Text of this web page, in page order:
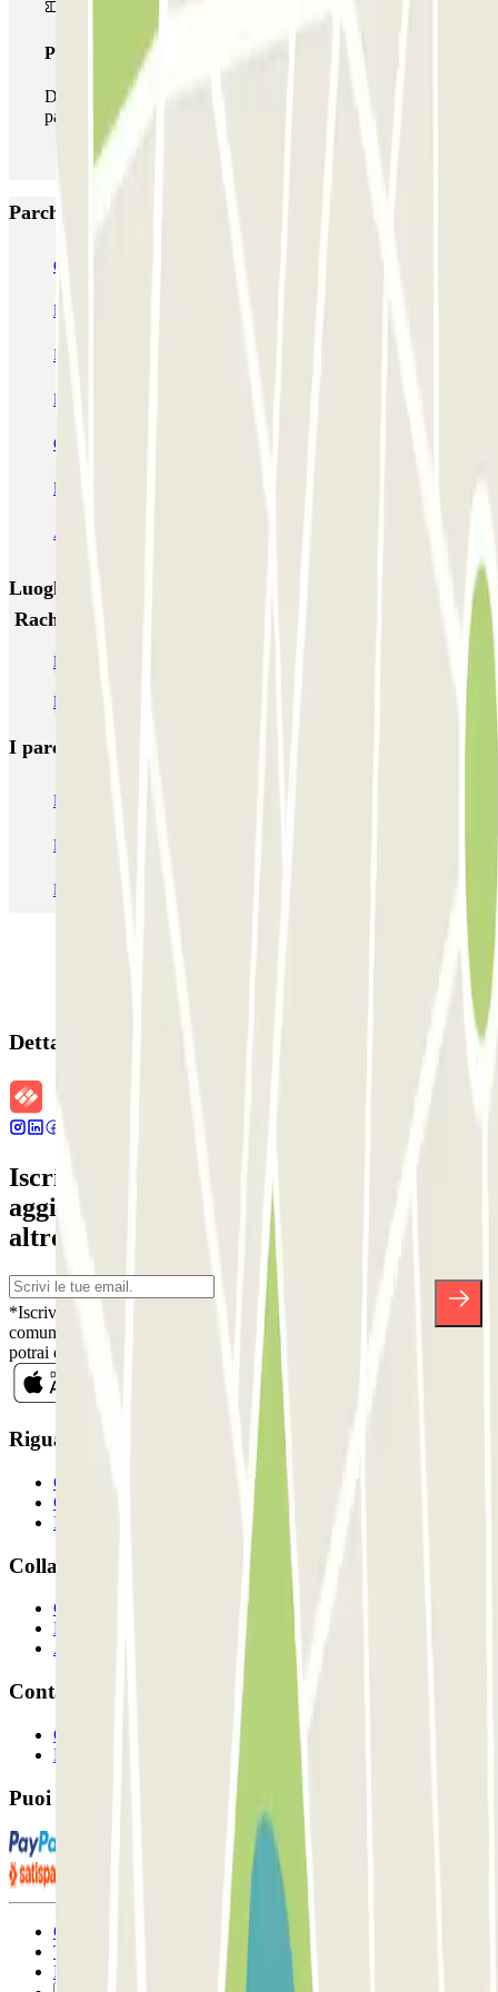
Pass illlimitato
Durante il tuo soggiorno potrai entrare e uscire dal
parcheggio tutte le volte che vorrai.
Parcheggi più popolari a Lille
Gare de Lille-Europe ECTOR - Service Voiturier
Blue Valet - Gare de Lille Europe
INDIGO Lille Plaza
Le Lil Club - Porte de Valenciennes Zenpark
Campanile - Place Vauban Zenpark
Mon Voiturier Lillois - Gares Europe et Flandres Lille
AEROPARK PREMIUM - Gares de Lille - Service voiturier
Luoghi ed eventi che potrebbero interessarti vicino a
Rachel Lempereur - Grand Palais Zenpark
Parcheggio vicino alla stazione ferroviaria Euralille di Lille
Parcheggio vicino alla Grand'Place de Lille
I parcheggi
Parcheggio Venezia
Parcheggio Roma
Parcheggio Malpensa Terminal 1
Dettagli della prenotazione
Iscriviti alla nostra Newsletter e rimani
aggiornato su sconti, concorsi e tante
altre sorprese.
*Iscrivendoti, accetti la nostra Informativa sulla Privacy per ricevere
comunicazioni commerciali da Parclick. Senza alcun impegno,
potrai disiscriverti quando vuoi direttamente dalla stessa newsletter.
Riguardo a Parclcik
Chi siamo
Come funziona?
I Nostri Parcheggi
Collaboriamo?
Collaboratori
Proprietari di parcheggio
Affiliati
Contatto
Contattaci
FAQ
Puoi utilizzare questi metodi di pagamento:
Condizioni contrattuali e di utilizzo
Termini di cancellazione
Politica sui cookies